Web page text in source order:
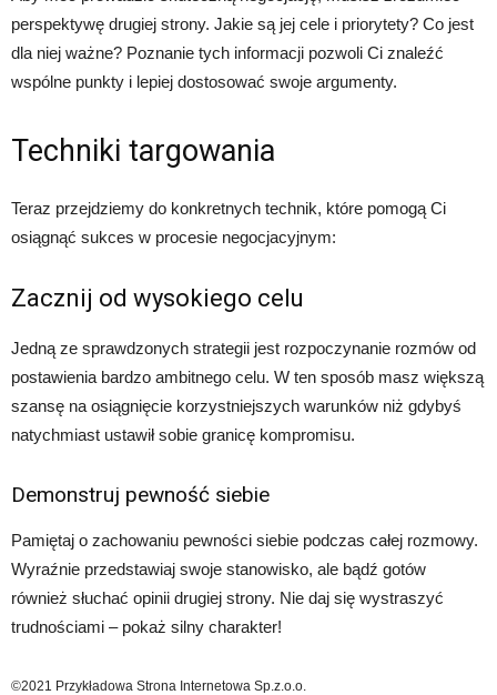
perspektywę drugiej strony. Jakie są jej cele i priorytety? Co jest
dla niej ważne? Poznanie tych informacji pozwoli Ci znaleźć
wspólne punkty i lepiej dostosować swoje argumenty.
Techniki targowania
Teraz przejdziemy do konkretnych technik, które pomogą Ci
osiągnąć sukces w procesie negocjacyjnym:
Zacznij od wysokiego celu
Jedną ze sprawdzonych strategii jest rozpoczynanie rozmów od
postawienia bardzo ambitnego celu. W ten sposób masz większą
szansę na osiągnięcie korzystniejszych warunków niż gdybyś
natychmiast ustawił sobie granicę kompromisu.
Demonstruj pewność siebie
Pamiętaj o zachowaniu pewności siebie podczas całej rozmowy.
Wyraźnie przedstawiaj swoje stanowisko, ale bądź gotów
również słuchać opinii drugiej strony. Nie daj się wystraszyć
trudnościami – pokaż silny charakter!
©2021 Przykładowa Strona Internetowa Sp.z.o.o.